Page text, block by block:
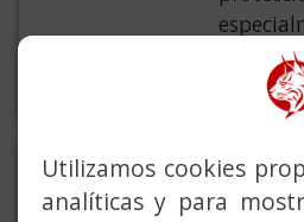
Utilizamos cookies
analíticas y para